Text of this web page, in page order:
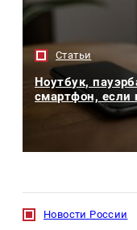
Статьи
Ноутбук,
смартфон, если
Новости России